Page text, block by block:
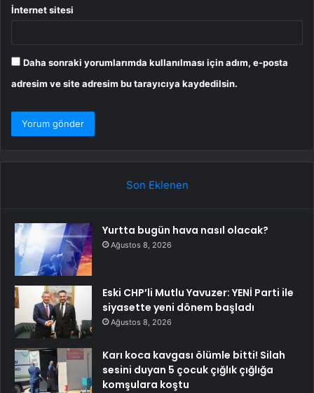
İnternet sitesi
Daha sonraki yorumlarımda kullanılması için adım, e-posta
adresim ve site adresim bu tarayıcıya kaydedilsin.
Son Eklenen
Yurtta bugün hava nasıl olacak?
Ağustos 8, 2026
Eski CHP’li Mutlu Yavuzer: YENİ Parti ile
siyasette yeni dönem başladı
Ağustos 8, 2026
Karı koca kavgası ölümle bitti! Silah
sesini duyan 5 çocuk çığlık çığlığa
komşulara koştu